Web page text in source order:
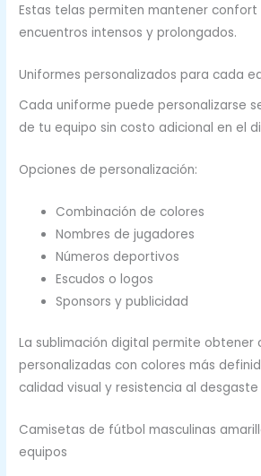
Estas telas permiten mantener confort
encuentros intensos y prolongados.
Uniformes personalizados para cada
Cada uniforme puede personalizarse
de tu equipo sin costo adicional en el
Opciones de personalización:
Combinación de colores
Nombres de jugadores
Números deportivos
Escudos o logos
Sponsors y publicidad
La sublimación digital permite
personalizadas con colores más
calidad visual y resistencia al desgaste
Camisetas de fútbol masculinas
equipos